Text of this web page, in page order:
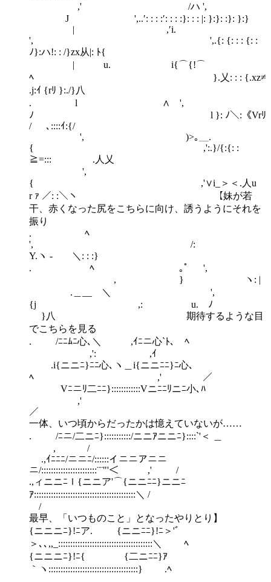
,' /ハ ',
J ',..′: : : :′: : : :}: : : |: }:}: :}: }:}
| ,′i.
', ',.{: {: : : {: :
ﾉ}:ハ!: : /}zx从|: ﾄ{
| u. i{⌒{!⌒
ﾍ }.乂: : : {.xz≠
.j:ｲ {rﾘ }:./}八
. l ∧ ',
ﾉ l }: ﾉ＼:《Vrﾘ
/ ､::::ｲ:{/
', )>｡＿.
{ ,':.}/{:{: :
≧=::: .人乂
',
{ ,'∨i_＞＜.人u
r ｧ ／: :＼ヽ 【妹が若
干、赤くなった尻をこちらに向け、誘うようにそれを
振り
. ﾍ
', /:
Y.ヽ - ＼: : :}
. ﾍ ｡ﾟ ',
, } ヽ: |
.＿__ ＼ ',
{j ,: u. ﾉ
}八 期待するような目
でこちらを見る
. /ﾆﾆﾑﾆ心､＼ ,ｲﾆニ心`ﾄ､ ﾍ
,': ,ｲ
.i{ニニﾆ}ﾆﾆ心､ヽ＿i{ニニﾆﾆ}ﾆ心､
ﾍ ,' ／
Vﾆニﾘ二ﾆﾆ}::::::::::::Vニﾆﾆﾘニﾆ小､ﾊ
,'
一体、いつ頃からだったかは憶えていないが……
. /ﾆニ/二ニﾆ}:::::::::::/ニニｱニニﾆ}::::`'＜ ＿
, /
.,ｲﾆﾆﾆ/ニニﾆ/::::::イニニアニニ
ニ/:::::::::::::::::::::::¨¨"'＜ ,' /
.,ィニニﾆｌ{ニニア'⌒{ニニﾆﾆ}ニニﾆ
ｱ::::::::::::::::::::::::::::::::::::::::::＼ /
最早、「いつものこと」となったやりとり】
{ニニニﾆ}!ﾆア. {ニニﾆﾆ}!ﾆ＞'ﾞ
＞､､,,_:::::::::::::::::::::::::::::::::::::::＼ ﾍ
{ニニニﾆ}!ﾆ{ {二ニﾆﾆ}ｱ
｀ヽ:::::::::::::::::::::::::::::::::::::} .ﾍ